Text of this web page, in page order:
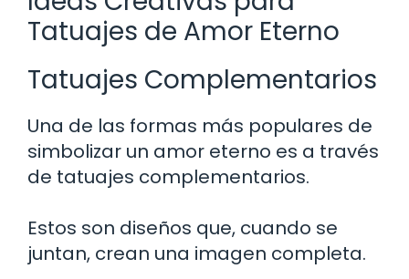
Tatuajes de Amor Eterno
Tatuajes Complementarios
Una de las formas más populares de
simbolizar un amor eterno es a través
de tatuajes complementarios.
Estos son diseños que, cuando se
juntan, crean una imagen completa.